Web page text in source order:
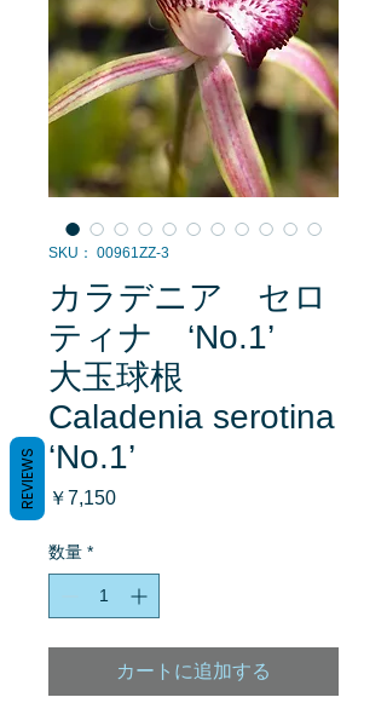
SKU： 00961ZZ-3
カラデニア セロ
ティナ ‘No.1’
大玉球根
Caladenia serotina
‘No.1’
￥7,150価
数量 *
カートに追加する
REVIEWS